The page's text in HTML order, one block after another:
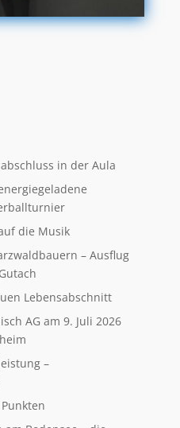
in der Aula
die Musik
– Ausflug
Lebensabschnitt
AG am 9. Juli 2026
–